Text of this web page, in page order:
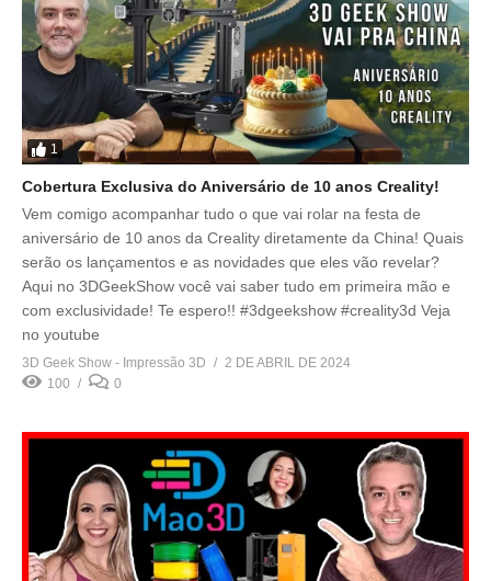
1
Cobertura Exclusiva do Aniversário de 10 anos Creality!
Vem comigo acompanhar tudo o que vai rolar na festa de
aniversário de 10 anos da Creality diretamente da China! Quais
serão os lançamentos e as novidades que eles vão revelar?
Aqui no 3DGeekShow você vai saber tudo em primeira mão e
com exclusividade! Te espero!! #3dgeekshow #creality3d Veja
no youtube
3D Geek Show - Impressão 3D
2 DE ABRIL DE 2024
100
0